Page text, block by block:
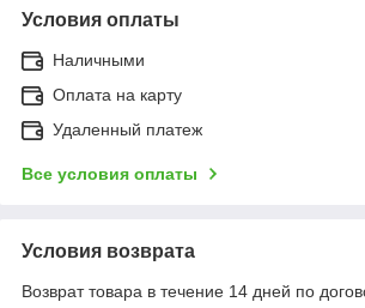
Условия оплаты
Наличными
Оплата на карту
Удаленный платеж
Все условия оплаты
Условия возврата
Возврат товара в течение 14 дней по